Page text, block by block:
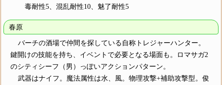
毒耐性5、混乱耐性10、魅了耐性5
春原
バーチの酒場で仲間を探している自称トレジャーハンター。
鍵開けの技能を持ち、イベントで必要となる場面も。ロマサガ2
のシティシーフ（男）っぽいアクションパターン。
武器はナイフ。魔法属性は水、風。物理攻撃+補助攻撃型。俊